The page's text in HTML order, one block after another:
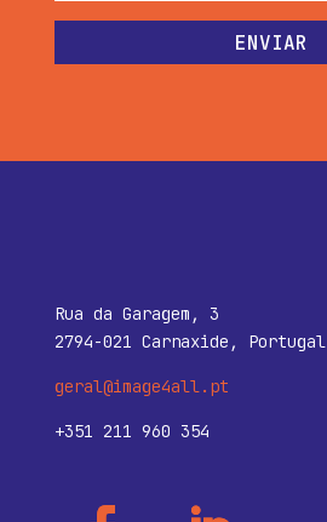
ENVIAR
Rua da Garagem, 3
2794-021 Carnaxide, Portugal
geral@image4all.pt
+351 211 960 354